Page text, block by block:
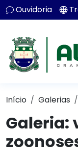
Ouvidoria
Início Galerias
Galeria: